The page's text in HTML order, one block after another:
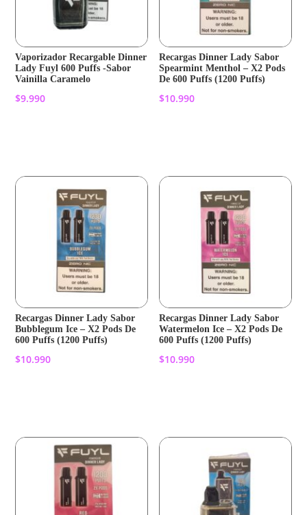
Vaporizador Recargable Dinner
Lady Fuyl 600 Puffs -Sabor
Vainilla Caramelo
$9.990
Recargas Dinner Lady Sabor
Spearmint Menthol – X2 Pods
De 600 Puffs (1200 Puffs)
$10.990
Recargas Dinner Lady Sabor
Bubblegum Ice – X2 Pods De
600 Puffs (1200 Puffs)
$10.990
Recargas Dinner Lady Sabor
Watermelon Ice – X2 Pods De
600 Puffs (1200 Puffs)
$10.990